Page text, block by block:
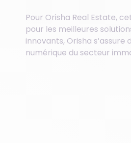
Pour Orisha Real Estate,
pour les meilleures
innovants, Orisha
numérique du secteur